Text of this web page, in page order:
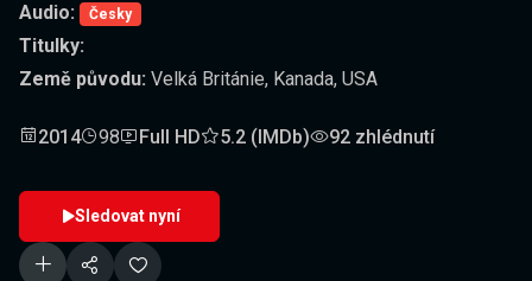
Audio:
Česky
Titulky:
Země původu: Velká Británie, Kanada, USA
2014 98 Full HD 5.2 (IMDb) 92 zhlédnutí
Sledovat nyní